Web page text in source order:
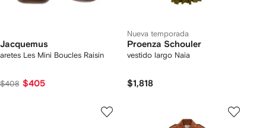
Jacquemus
aretes Les Mini Boucles Raisin
$408 $405
Nueva temporada
Proenza Schouler
vestido largo Naia
$1,818